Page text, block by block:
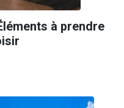
à prendre